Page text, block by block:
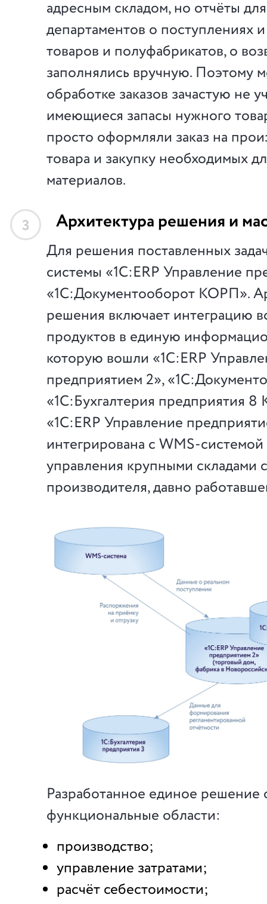
адресным складом, но отчёты
департаментов о поступлениях
товаров и полуфабрикатов, о
заполнялись вручную. Поэтому
обработке заказов зачастую не
имеющиеся запасы нужного
просто оформляли заказ на
товара и закупку необходимых
материалов.
3 Архитектура решения и
Для решения поставленных
системы «1С:ERP Управление
«1С:Документооборот КОРП».
решения включает интеграцию
продуктов в единую
которую вошли «1С:ERP
предприятием 2»,
«1С:Бухгалтерия предприятия
«1С:ERP Управление
интегрирована с WMS-
управления крупными складами
производителя, давно
Разработанное единое решение
функциональные области:
производство;
управление затратами;
расчёт себестоимости;